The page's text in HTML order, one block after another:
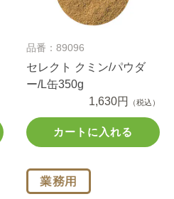
品番：89096
セレクト クミン/パウダ
ー/L缶350g
1,630円
（税込）
カートに入れる